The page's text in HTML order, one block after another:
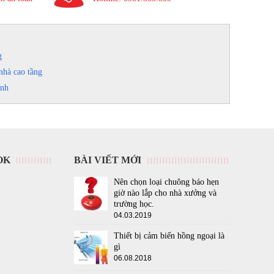
cao tầng
BÀI VIẾT MỚI
Nên chọn loại chuông báo hẹn
giờ nào lắp cho nhà xưởng và
trường học.
04.03.2019
Thiết bị cảm biến hồng ngoại là
gì
06.08.2018